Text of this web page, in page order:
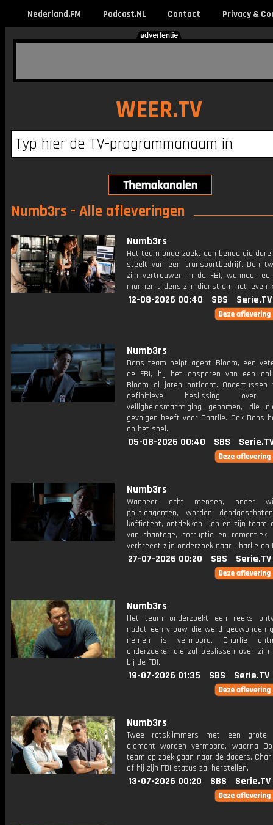
Nederland.FM Podcast.NL Contact Privacy &
WEER.TV
Numb3rs - Alle afleveringen
Numb3rs
Het team onderzoekt een bende die
steelt van een transportbedrijf. Don
zijn vertrouwen in de FBI, wanneer
mannen tijdens zijn dienst om het leven
12-08-2026 00:40 SBS Serie.TV
Numb3rs
Dons team helpt agent Bloom, een
de FBI, bij het opsporen van een
Bloom al jaren ontloopt.
definitieve beslissing over
veiligheidsmachtiging genomen, die
gevolgen heeft voor Charlie. Ook Dons
op het spel.
05-08-2026 00:40 SBS
Numb3rs
Wanneer acht mensen, onder
politieagenten, worden
koffietent, ontdekken Don en zijn team
van chantage, corruptie en romantiek.
verbreedt zijn onderzoek naar Charlie en
27-07-2026 00:20 SBS Serie.TV
Numb3rs
Het team onderzoekt een reeks
nadat een vrouw die werd gedwongen
nemen is vermoord. Charlie
onderzoeker die zal beslissen over zijn
bij de FBI.
19-07-2026 01:35 SBS Serie.TV
Numb3rs
Twee rotsklimmers met een grote,
diamant worden vermoord, waarna
team op zoek gaan naar de daders.
of hij zijn FBI-status zal herstellen.
13-07-2026 00:20 SBS Serie.TV